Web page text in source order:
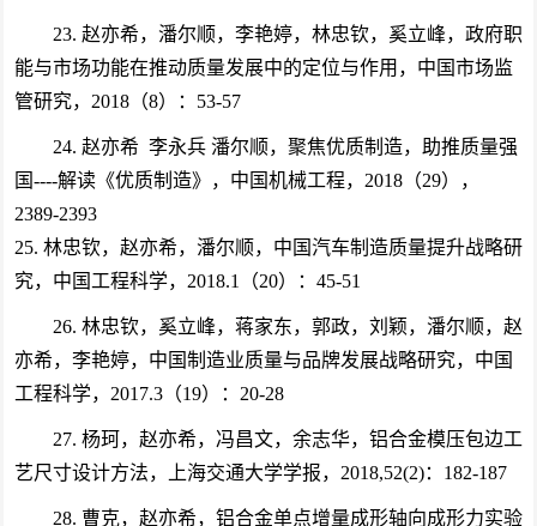
23. 赵亦希，潘尔顺，李艳婷，林忠钦，奚立峰，政府职
能与市场功能在推动质量发展中的定位与作用，中国市场监
管研究，2018（8）：53-57
24. 赵亦希 李永兵 潘尔顺，聚焦优质制造，助推质量强
国----解读《优质制造》，中国机械工程，2018（29），
2389-2393
25. 林忠钦，赵亦希，潘尔顺，中国汽车制造质量提升战略研
究，中国工程科学，2018.1（20）：45-51
26. 林忠钦，奚立峰，蒋家东，郭政，刘颖，潘尔顺，赵
亦希，李艳婷，中国制造业质量与品牌发展战略研究，中国
工程科学，2017.3（19）：20-28
27. 杨珂，赵亦希，冯昌文，余志华，铝合金模压包边工
艺尺寸设计方法，上海交通大学学报，2018,52(2)：182-187
28. 曹克，赵亦希，铝合金单点增量成形轴向成形力实验